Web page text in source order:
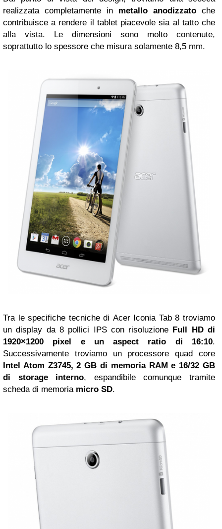
realizzata completamente in metallo anodizzato che
contribuisce a rendere il tablet piacevole sia al tatto che
alla vista. Le dimensioni sono molto contenute,
soprattutto lo spessore che misura solamente 8,5 mm.
Tra le specifiche tecniche di Acer Iconia Tab 8 troviamo
un display da 8 pollici IPS con risoluzione Full HD di
1920×1200 pixel e un aspect ratio di 16:10.
Successivamente troviamo un processore quad core
Intel Atom Z3745, 2 GB di memoria RAM e 16/32 GB
di storage interno, espandibile comunque tramite
scheda di memoria micro SD.